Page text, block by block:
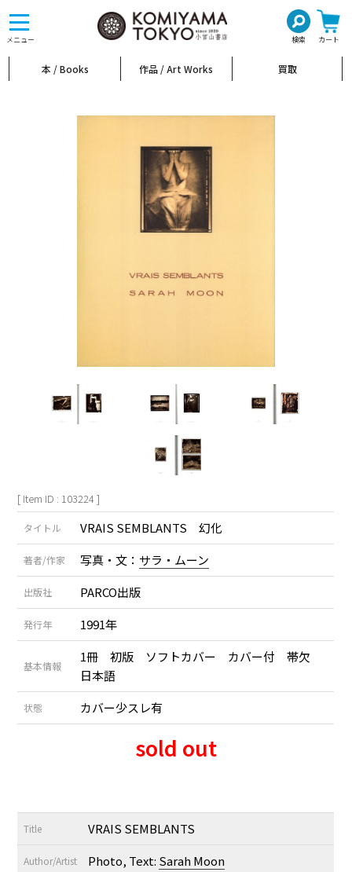
メニュー 検索 カート
toggle
navigation
本 / Books 作品 / Art Works 買取
[ Item ID : 103224 ]
タイトル VRAIS SEMBLANTS 幻化
著者/作家 写真・文：サラ・ムーン
出版社 PARCO出版
発行年 1991年
基本情報
1冊 初版 ソフトカバー カバー付 帯欠
日本語
状態 カバー少スレ有
sold out
Title VRAIS SEMBLANTS
Author/Artist Photo, Text: Sarah Moon